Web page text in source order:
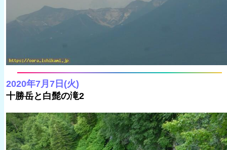
2020年7月7日(火)
十勝岳と白髭の滝2